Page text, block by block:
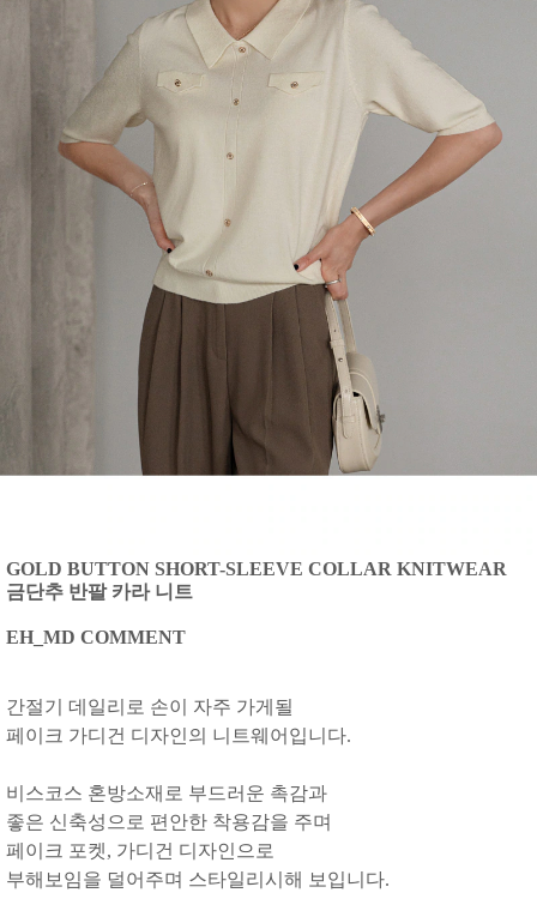
GOLD BUTTON SHORT-SLEEVE COLLAR KNITWEAR
금단추 반팔 카라 니트
EH_MD COMMENT
간절기 데일리로 손이 자주 가게될
페이크 가디건 디자인의 니트웨어입니다.
비스코스 혼방소재로 부드러운 촉감과
좋은 신축성으로 편안한 착용감을 주며
페이크 포켓, 가디건 디자인으로
부해보임을 덜어주며 스타일리시해 보입니다.